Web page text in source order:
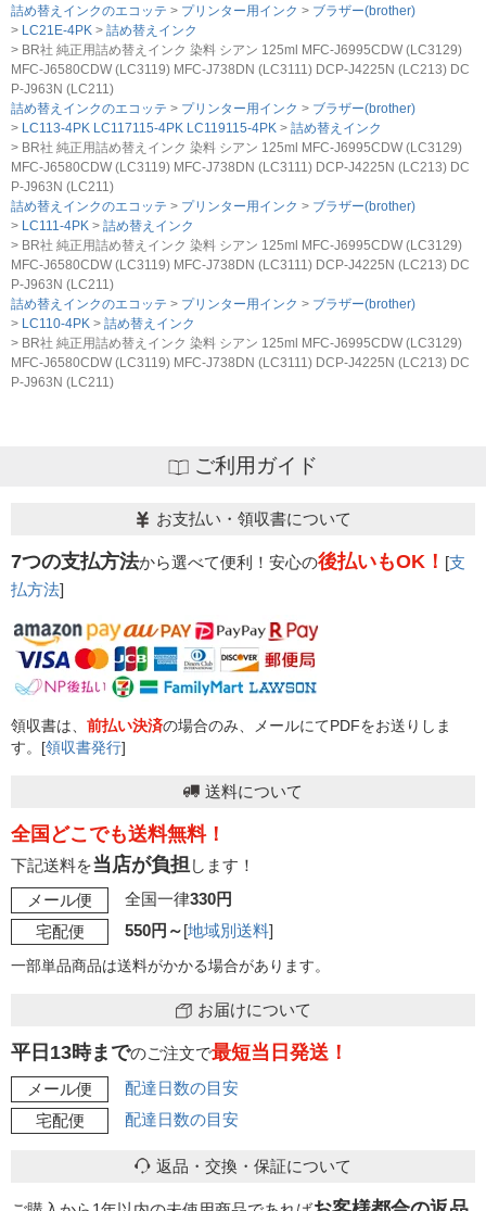
詰め替えインクのエコッテ
プリンター用インク
ブラザー(brother)
LC21E-4PK
詰め替えインク
BR社 純正用詰め替えインク 染料 シアン 125ml MFC-J6995CDW (LC3129)
MFC-J6580CDW (LC3119) MFC-J738DN (LC3111) DCP-J4225N (LC213) DC
P-J963N (LC211)
詰め替えインクのエコッテ
プリンター用インク
ブラザー(brother)
LC113-4PK LC117115-4PK LC119115-4PK
詰め替えインク
BR社 純正用詰め替えインク 染料 シアン 125ml MFC-J6995CDW (LC3129)
MFC-J6580CDW (LC3119) MFC-J738DN (LC3111) DCP-J4225N (LC213) DC
P-J963N (LC211)
詰め替えインクのエコッテ
プリンター用インク
ブラザー(brother)
LC111-4PK
詰め替えインク
BR社 純正用詰め替えインク 染料 シアン 125ml MFC-J6995CDW (LC3129)
MFC-J6580CDW (LC3119) MFC-J738DN (LC3111) DCP-J4225N (LC213) DC
P-J963N (LC211)
詰め替えインクのエコッテ
プリンター用インク
ブラザー(brother)
LC110-4PK
詰め替えインク
BR社 純正用詰め替えインク 染料 シアン 125ml MFC-J6995CDW (LC3129)
MFC-J6580CDW (LC3119) MFC-J738DN (LC3111) DCP-J4225N (LC213) DC
P-J963N (LC211)
ご利用ガイド
お支払い・領収書について
7つの支払方法から選べて便利！安心の後払いもOK！ [支
払方法]
領収書は、 前払い決済の場合のみ、メールにてPDFをお送りしま
す。[領収書発行]
送料について
全国どこでも送料無料！
下記送料を当店が負担 します！
メール便
全国一律330円
宅配便
550円～[地域別送料]
一部単品商品は送料がかかる場合があります。
お届けについて
平日13時までのご注文で最短当日発送！
メール便
配達日数の目安
宅配便
配達日数の目安
返品・交換・保証について